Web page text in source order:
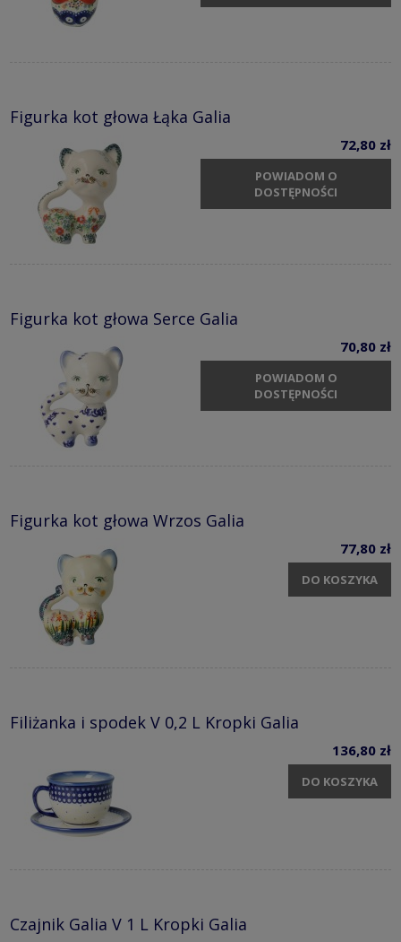
Figurka kot głowa Łąka Galia
72,80 zł
POWIADOM O
DOSTĘPNOŚCI
Figurka kot głowa Serce Galia
70,80 zł
POWIADOM O
DOSTĘPNOŚCI
Figurka kot głowa Wrzos Galia
77,80 zł
DO KOSZYKA
Filiżanka i spodek V 0,2 L Kropki Galia
136,80 zł
DO KOSZYKA
Czajnik Galia V 1 L Kropki Galia